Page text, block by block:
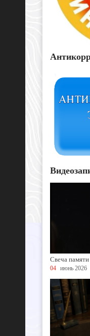
Свеча памяти
04 июнь 2026